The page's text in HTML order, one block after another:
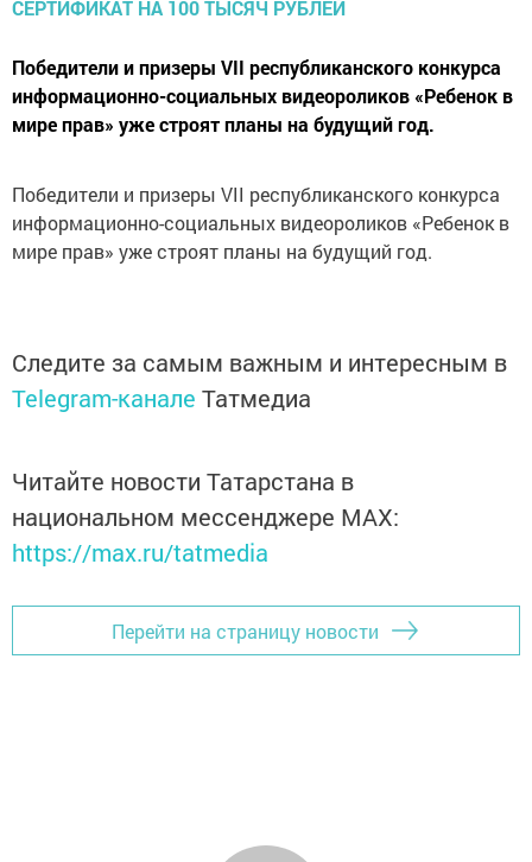
Победители и призеры VII республиканского конкурса
информационно-социальных видеороликов «Ребенок в
мире прав» уже строят планы на будущий год.
Победители и призеры VII республиканского конкурса
информационно-социальных видеороликов «Ребенок в
мире прав» уже строят планы на будущий год.
Следите за самым важным и интересным в
Telegram-канале Татмедиа
Читайте новости Татарстана в
национальном мессенджере MАХ:
https://max.ru/tatmedia
Перейти на страницу новости